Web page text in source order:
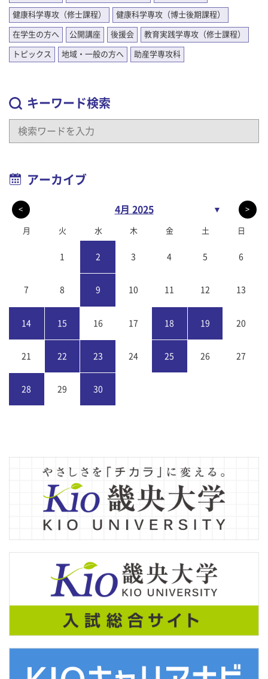
健康科学専攻（修士課程） 健康科学専攻（博士後期課程）
在学生の方へ 公開講座 後援会 教育実践学専攻（修士課程）
トピックス 地域・一般の方へ 助産学専攻科
キーワード検索
アーカイブ
< 4月 2025 ▼ >
月 火 水 木 金 土 日
1 2 3 4 5 6
7 8 9 10 11 12 13
14 15 16 17 18 19 20
21 22 23 24 25 26 27
28 29 30